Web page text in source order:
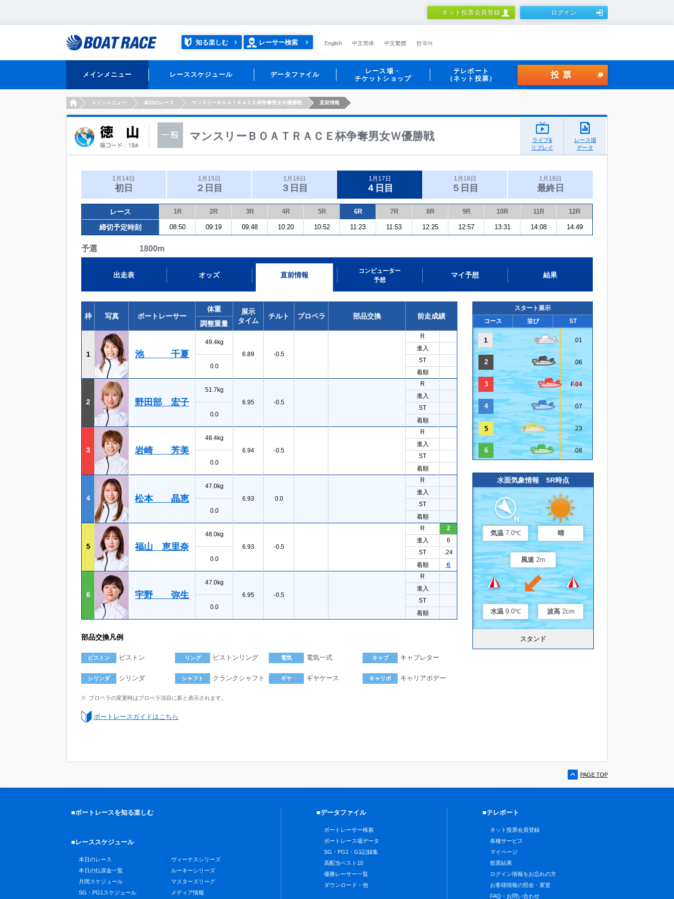
ネット投票会員登録 ログイン
知る楽しむ レーサー検索 English 中文简体 中文繁體 한국어
メインメニュー レーススケジュール データファイル
レース場・
チケットショップ
テレボート
（ネット投票）
投票
HOMEメインメニュー 本日のレース マンスリーＢＯＡＴＲＡＣＥ杯争奪男女Ｗ優勝戦 直前情報
マンスリーＢＯＡＴＲＡＣＥ杯争奪男女Ｗ優勝戦
ライブ&
リプレイ
レース場
データ
1月14日
初日
1月15日
２日目
1月16日
３日目
1月17日
４日目
1月18日
５日目
1月19日
最終日
レース 1R 2R 3R 4R 5R 6R 7R 8R 9R 10R 11R 12R
締切予定時刻 08:50 09:19 09:48 10:20 10:52 11:23 11:53 12:25 12:57 13:31 14:08 14:49
予選 1800m
出走表 オッズ 直前情報
コンピューター
予想
マイ予想 結果
枠 写真 ボートレーサー
体重
展示
タイム
チルト プロペラ 部品交換
前走成績
調整重量
1 池 千夏
49.4kg
6.89
-0.5
R
進入
0.0
ST
着順
2 野田部 宏子
51.7kg
6.95
-0.5
R
進入
0.0
ST
着順
3 岩崎 芳美
48.4kg
6.94
-0.5
R
進入
0.0
ST
着順
4 松本 晶恵
47.0kg
6.93
0.0
R
進入
0.0
ST
着順
5 福山 恵里奈
48.0kg
6.93
-0.5
R
2
進入
6
0.0
ST
.24
着順
６
6 宇野 弥生
47.0kg
6.95
-0.5
R
進入
0.0
ST
着順
部品交換凡例
ピストン ピストン リング ピストンリング 電気 電気一式 キャブ キャブレター
シリンダ シリンダ シャフト クランクシャフト ギヤ ギヤケース キャリボ キャリアボデー
プロペラの変更時はプロペラ項目に新と表示されます。
ボートレースガイドはこちら
スタート展示
コース
並び ST
1 .01
2 .06
3 F.04
4 .07
5 .23
6 .08
水面気象情報 5R時点
気温 7.0℃ 晴
風速 2m
水温 9.0℃ 波高 2cm
スタンド
PAGE TOP
■ボートレースを知る楽しむ
■レーススケジュール
本日のレース
本日の払戻金一覧
月間スケジュール
SG・PG1スケジュール
ヴィーナスシリーズ
ルーキーシリーズ
マスターズリーグ
メディア情報
■データファイル
ボートレーサー検索
ボートレース場データ
SG・PG1・G1記録集
高配当ベスト10
優勝レーサー一覧
ダウンロード・他
■テレボート
ネット投票会員登録
各種サービス
マイページ
投票結果
ログイン情報をお忘れの方
お客様情報の照会・変更
FAQ・お問い合わせ